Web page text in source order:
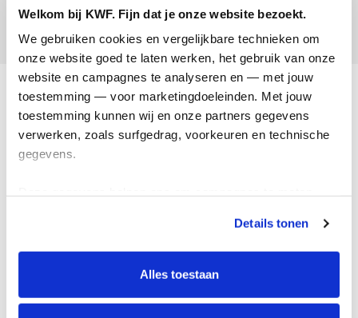
Welkom bij KWF. Fijn dat je onze website bezoekt.
We gebruiken cookies en vergelijkbare technieken om
onze website goed te laten werken, het gebruik van onze
website en campagnes te analyseren en — met jouw
toestemming — voor marketingdoeleinden. Met jouw
toestemming kunnen wij en onze partners gegevens
verwerken, zoals surfgedrag, voorkeuren en technische
gegevens.
tonen. Je kunt je toestemming op elk moment wijzigen of
intrekken via Cookie instellingen onderaan de pagina. De
lijst met cookies is te vinden in het tabblad “details”.
Details tonen
Alles toestaan
Opgehaald:
€77
Acties
Actiematerialen
Evenementen
Privacyverklaring
Cookie instellingen
Algemene voorwaarden